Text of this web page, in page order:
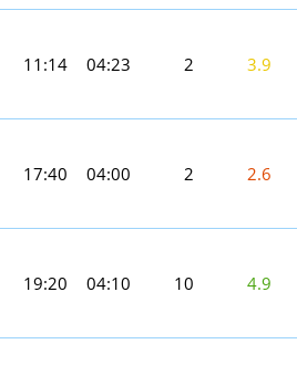
11:14 04:23 2 3.9
17:40 04:00 2 2.6
19:20 04:10 10 4.9